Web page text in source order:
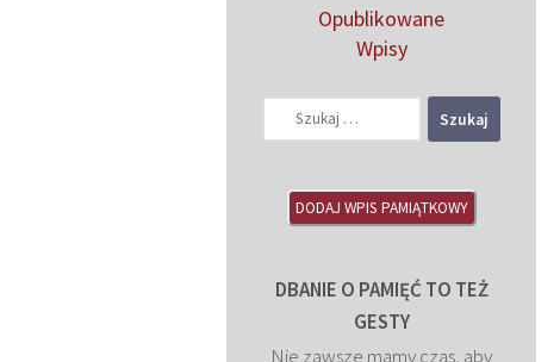
Opublikowane
Wpisy
DODAJ WPIS PAMIĄTKOWY
DBANIE O PAMIĘĆ TO TEŻ
GESTY
Nie zawsze mamy czas, aby